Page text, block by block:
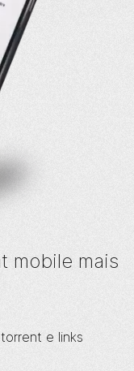
mobile mais
e links